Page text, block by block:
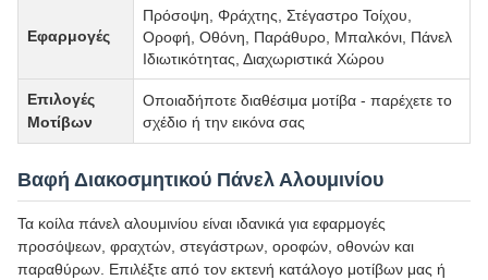
Εφαρμογές
Πρόσοψη, Φράχτης, Στέγαστρο Τοίχου,
Οροφή, Οθόνη, Παράθυρο, Μπαλκόνι, Πάνελ
Ιδιωτικότητας, Διαχωριστικά Χώρου
Επιλογές
Μοτίβων
Οποιαδήποτε διαθέσιμα μοτίβα - παρέχετε το
σχέδιο ή την εικόνα σας
Βαφή Διακοσμητικού Πάνελ Αλουμινίου
Τα κοίλα πάνελ αλουμινίου είναι ιδανικά για εφαρμογές
προσόψεων, φραχτών, στεγάστρων, οροφών, οθονών και
παραθύρων. Επιλέξτε από τον εκτενή κατάλογο μοτίβων μας ή